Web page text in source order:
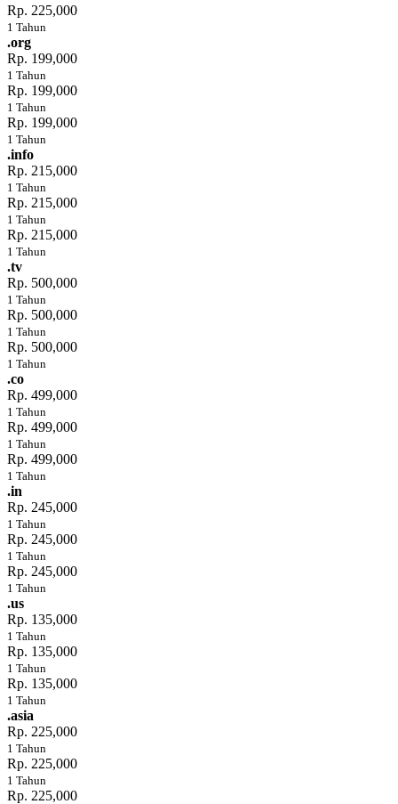
Rp. 225,000
1 Tahun
.org
Rp. 199,000
1 Tahun
Rp. 199,000
1 Tahun
Rp. 199,000
1 Tahun
.info
Rp. 215,000
1 Tahun
Rp. 215,000
1 Tahun
Rp. 215,000
1 Tahun
.tv
Rp. 500,000
1 Tahun
Rp. 500,000
1 Tahun
Rp. 500,000
1 Tahun
.co
Rp. 499,000
1 Tahun
Rp. 499,000
1 Tahun
Rp. 499,000
1 Tahun
.in
Rp. 245,000
1 Tahun
Rp. 245,000
1 Tahun
Rp. 245,000
1 Tahun
.us
Rp. 135,000
1 Tahun
Rp. 135,000
1 Tahun
Rp. 135,000
1 Tahun
.asia
Rp. 225,000
1 Tahun
Rp. 225,000
1 Tahun
Rp. 225,000